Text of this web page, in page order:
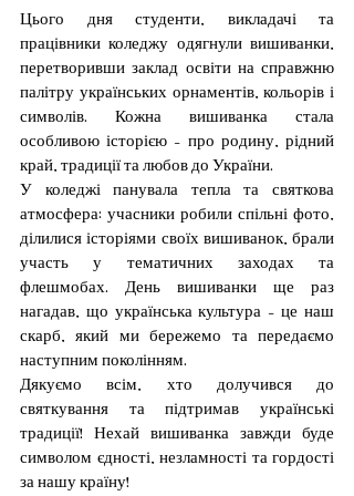
Цього дня студенти, викладачі та
працівники коледжу одягнули вишиванки,
перетворивши заклад освіти на справжню
палітру українських орнаментів, кольорів і
символів. Кожна вишиванка стала
особливою історією – про родину, рідний
край, традиції та любов до України.
У коледжі панувала тепла та святкова
атмосфера: учасники робили спільні фото,
ділилися історіями своїх вишиванок, брали
участь у тематичних заходах та
флешмобах. День вишиванки ще раз
нагадав, що українська культура – це наш
скарб, який ми бережемо та передаємо
наступним поколінням.
Дякуємо всім, хто долучився до
святкування та підтримав українські
традиції! Нехай вишиванка завжди буде
символом єдності, незламності та гордості
за нашу країну!